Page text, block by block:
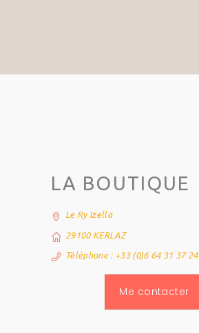
LA BOUTIQUE
Le Ry Izella
29100 KERLAZ
Téléphone : +33 (0)6 64 31 37 24
Me contacter